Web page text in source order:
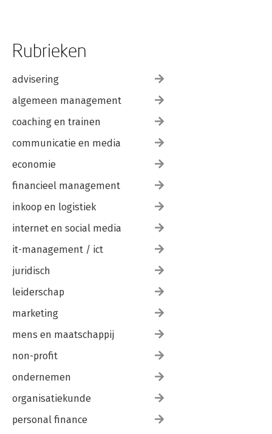
Rubrieken
advisering
algemeen management
coaching en trainen
communicatie en media
economie
financieel management
inkoop en logistiek
internet en social media
it-management / ict
juridisch
leiderschap
marketing
mens en maatschappij
non-profit
ondernemen
organisatiekunde
personal finance